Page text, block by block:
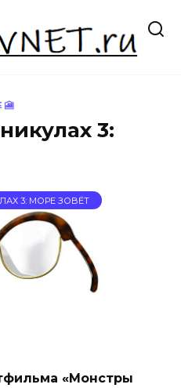
3:
3: МОРЕ ЗОВЁТ
«Монстры